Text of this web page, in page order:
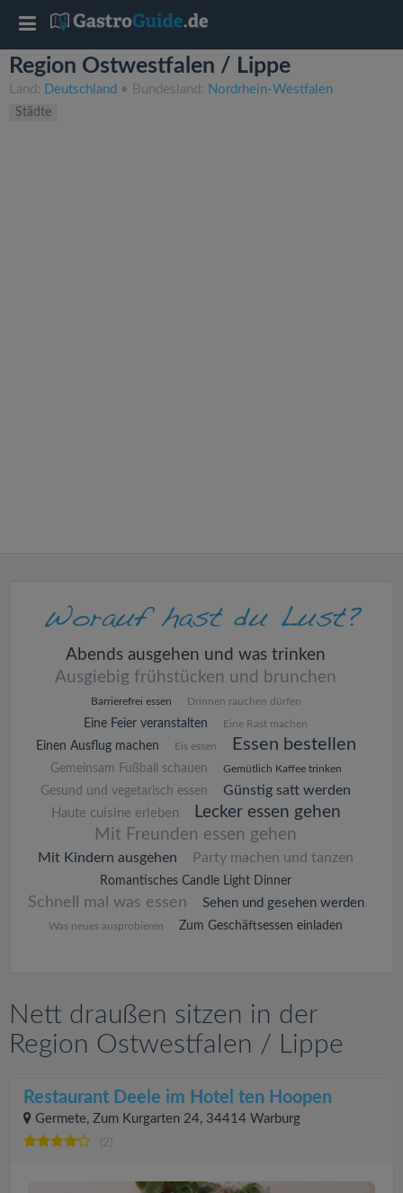
Region Ostwestfalen / Lippe
Land: Deutschland • Bundesland: Nordrhein-Westfalen
Städte
Abends ausgehen und was trinken
Ausgiebig frühstücken und brunchen
Barrierefrei essen Drinnen rauchen dürfen
Eine Feier veranstalten Eine Rast machen
Einen Ausflug machen Eis essen Essen bestellen
Gemeinsam Fußball schauen Gemütlich Kaffee trinken
Gesund und vegetarisch essen Günstig satt werden
Haute cuisine erleben
Lecker essen gehen
Mit Freunden essen gehen
Mit Kindern ausgehen Party machen und tanzen
Romantisches Candle Light Dinner
Schnell mal was essen Sehen und gesehen werden
Was neues ausprobieren Zum Geschäftsessen einladen
Nett draußen sitzen in der
Region Ostwestfalen / Lippe
Restaurant Deele im Hotel ten Hoopen
Germete, Zum Kurgarten 24, 34414 Warburg
(2)
T
o
g
n